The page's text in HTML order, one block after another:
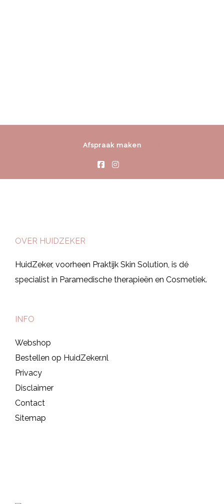
Afspraak maken
OVER HUIDZEKER
HuidZeker, voorheen Praktijk Skin Solution, is dé
specialist in Paramedische therapieën en Cosmetiek.
INFO
Webshop
Bestellen op HuidZeker.nl
Privacy
Disclaimer
Contact
Sitemap